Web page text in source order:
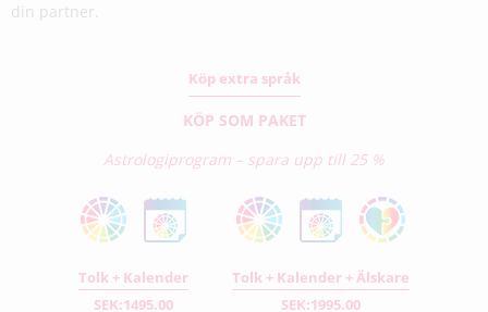
din partner.
Köp extra språk
KÖP SOM PAKET
Astrologiprogram – spara upp till 25 %
Tolk + Kalender
SEK:1495.00
Tolk + Kalender + Älskare
SEK:1995.00